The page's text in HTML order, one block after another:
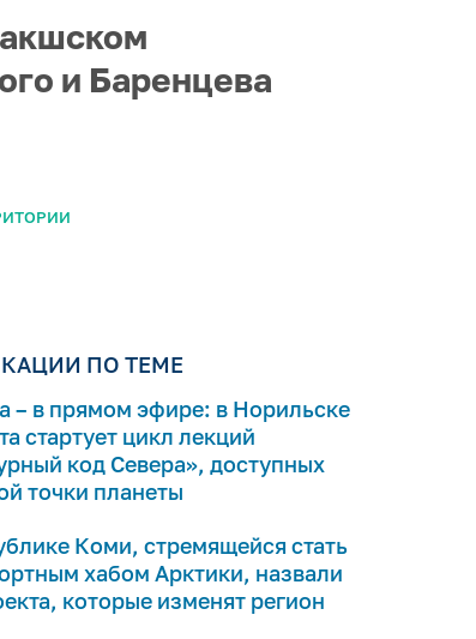
и Баренцева
ПО ТЕМЕ
– в прямом эфире: в Норильске
стартует цикл лекций
код Севера», доступных
точки планеты
Коми, стремящейся стать
хабом Арктики, назвали
которые изменят регион